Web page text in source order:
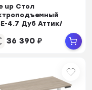
up Стол
4.7 Дуб Аттик/
1190
36 390 ₽